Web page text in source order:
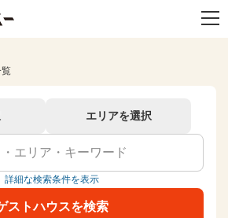
エリアを選択
詳細な検索条件を表示
ストハウスを検索